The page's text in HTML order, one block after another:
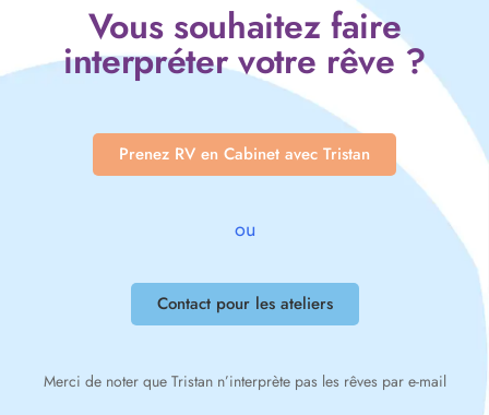
Vous souhaitez faire
interpréter votre rêve ?
Prenez RV en Cabinet avec Tristan
ou
Contact pour les ateliers
Merci de noter que Tristan n’interprète pas les rêves par e-mail